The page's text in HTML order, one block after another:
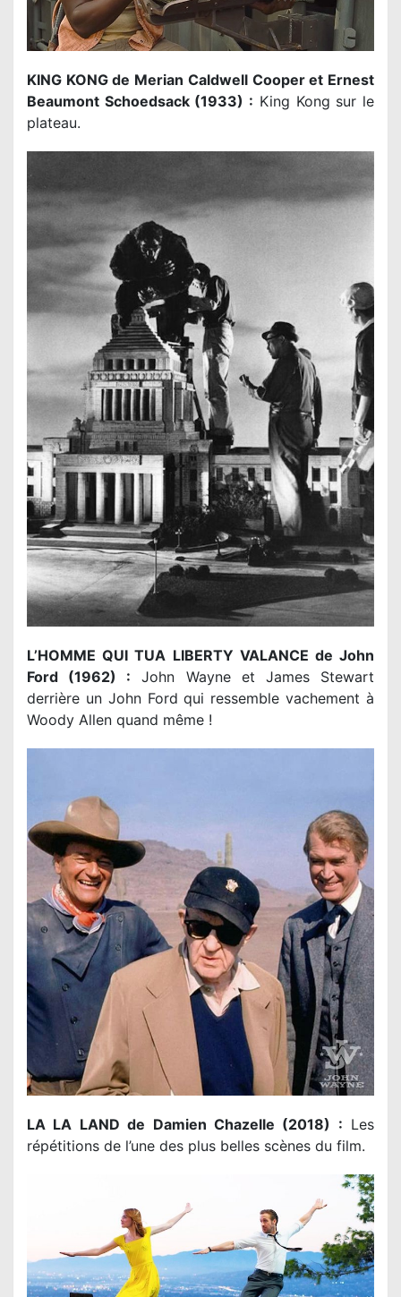
KING KONG de Merian Caldwell Cooper et Ernest
Beaumont Schoedsack (1933) : King Kong sur le
plateau.
L’HOMME QUI TUA LIBERTY VALANCE de John
Ford (1962) : John Wayne et James Stewart
derrière un John Ford qui ressemble vachement à
Woody Allen quand même !
LA LA LAND de Damien Chazelle (2018) : Les
répétitions de l’une des plus belles scènes du film.